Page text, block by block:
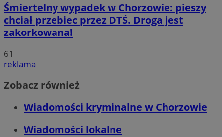
Śmiertelny wypadek w Chorzowie: pieszy
chciał przebiec przez DTŚ. Droga jest
zakorkowana!
61
reklama
Zobacz również
Wiadomości kryminalne w Chorzowie
Wiadomości lokalne